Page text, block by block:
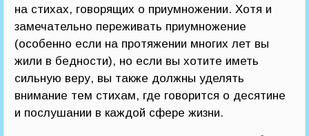
на стихах, говорящих о приумножении. Хотя и
замечательно переживать приумножение
(особенно если на протяжении многих лет вы
жили в бедности), но если вы хотите иметь
сильную веру, вы также должны уделять
внимание тем стихам, где говорится о десятине
и послушании в каждой сфере жизни.